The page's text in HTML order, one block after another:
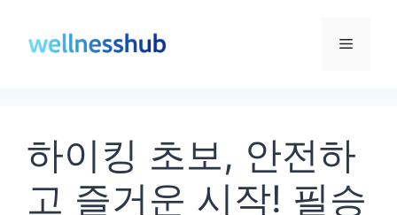
메
하이킹 초보, 안전하
고 즐거운 시작! 필승